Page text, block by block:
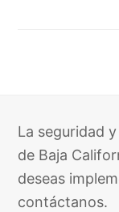
La seguridad
de Baja
deseas
contáctanos.